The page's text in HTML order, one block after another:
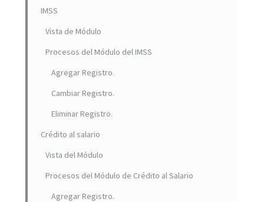
IMSS
Vista de Módulo
Procesos del Módulo del IMSS
Agregar Registro.
Cambiar Registro.
Eliminar Registro.
Crédito al salario
Vista del Módulo
Procesos del Módulo de Crédito al Salario
Agregar Registro.